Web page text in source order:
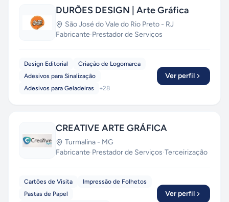
DURÕES DESIGN | Arte Gráfica
São José do Vale do Rio Preto - RJ
Fabricante·Prestador de Serviços
Design Editorial
Criação de Logomarca
Adesivos para Sinalização
Adesivos para Geladeiras
+28
Ver perfil
CREATIVE ARTE GRÁFICA
Turmalina - MG
Fabricante·Prestador de Serviços·Terceirização
Cartões de Visita
Impressão de Folhetos
Pastas de Papel
Ver perfil